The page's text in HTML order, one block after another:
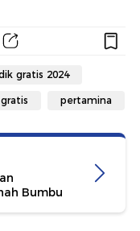
gratis 2024
pertamina
Bumbu